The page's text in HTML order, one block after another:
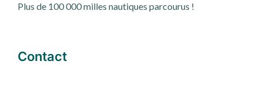
Plus de 100 000 milles nautiques parcourus !
Contact